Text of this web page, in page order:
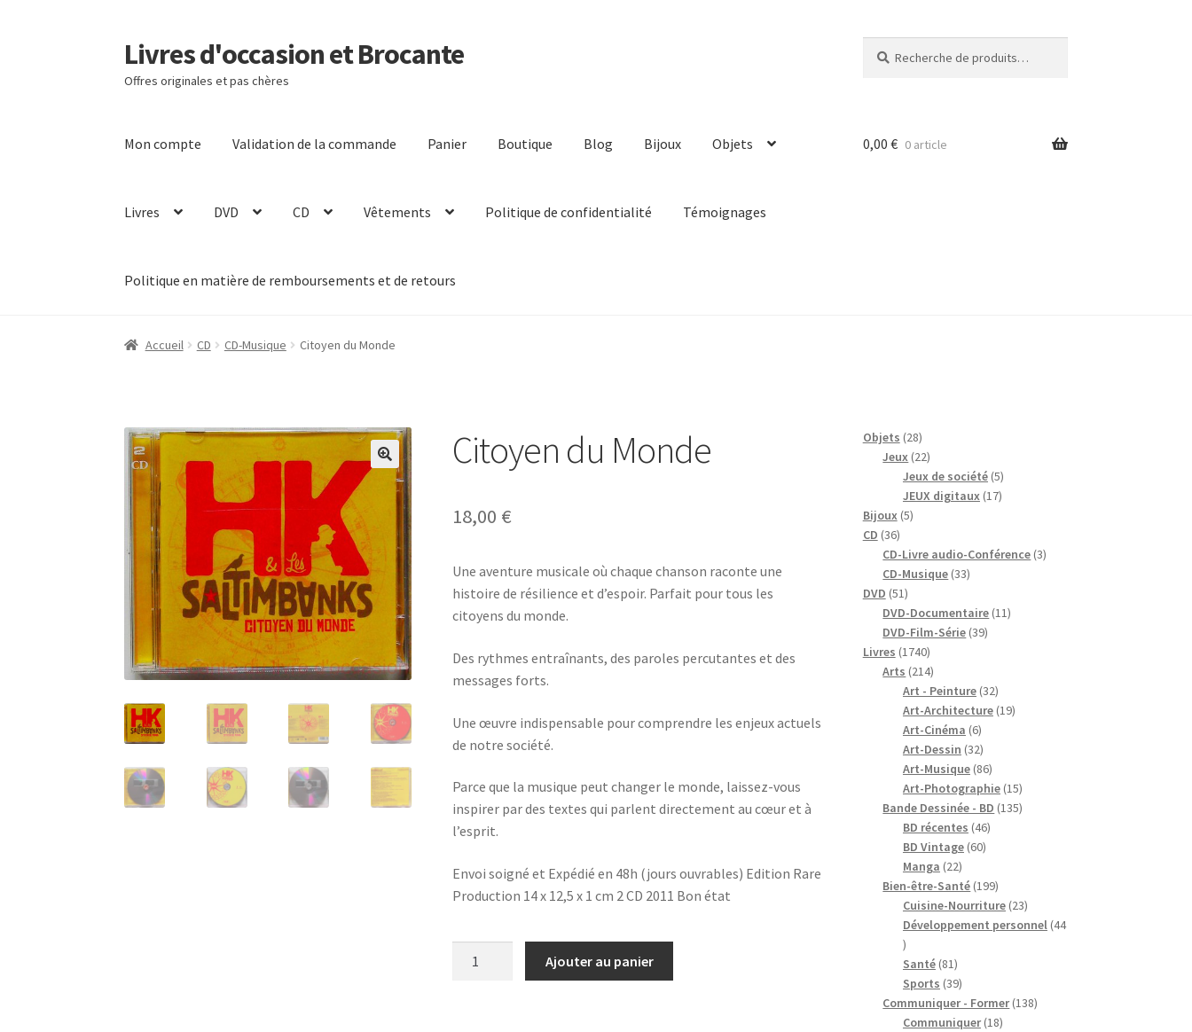
Aller
à
la
Aller
au
contenu
Livres d'occasion et Brocante
Offres originales et pas chères
pour :
Mon compte Validation de la commande Panier Boutique Blog Bijoux Objets
Livres DVD CD Vêtements Politique de confidentialité Témoignages
Politique en matière de remboursements et de retours
0,00 € 0 article
Accueil CD CD-Musique Citoyen du Monde
Citoyen du Monde
18,00 €
Une aventure musicale où chaque chanson raconte une
histoire de résilience et d’espoir. Parfait pour tous les
citoyens du monde.
Des rythmes entraînants, des paroles percutantes et des
messages forts.
Une œuvre indispensable pour comprendre les enjeux actuels
de notre société.
Parce que la musique peut changer le monde, laissez-vous
inspirer par des textes qui parlent directement au cœur et à
l’esprit.
Envoi soigné et Expédié en 48h (jours ouvrables) Edition Rare
Production 14 x 12,5 x 1 cm 2 CD 2011 Bon état
Ajouter au panier
Objets 2828
produits
Jeux 2222
produits
Jeux de société 55
produits
JEUX digitaux 1717
Bijoux 55
CD 3636
produits
CD-Livre audio-Conférence 33
CD-Musique 3333
DVD 5151
produits
DVD-Documentaire 1111
DVD-Film-Série 3939
Livres 17401740
produits
Arts 214214
produits
Art - Peinture 3232
produits
Art-Architecture 1919
Art-Cinéma 66
produits
Art-Dessin 3232
produits
Art-Musique 8686
produits
Art-Photographie 1515
produits
Bande Dessinée - BD 135135
BD récentes 4646
BD Vintage 6060
Manga 2222
produits
Bien-être-Santé 199199
produits
Cuisine-Nourriture 2323
produits
Développement personnel 44
44
produits
Santé 8181
produits
Sports 3939
produits
Communiquer - Former 138138
Communiquer 1818